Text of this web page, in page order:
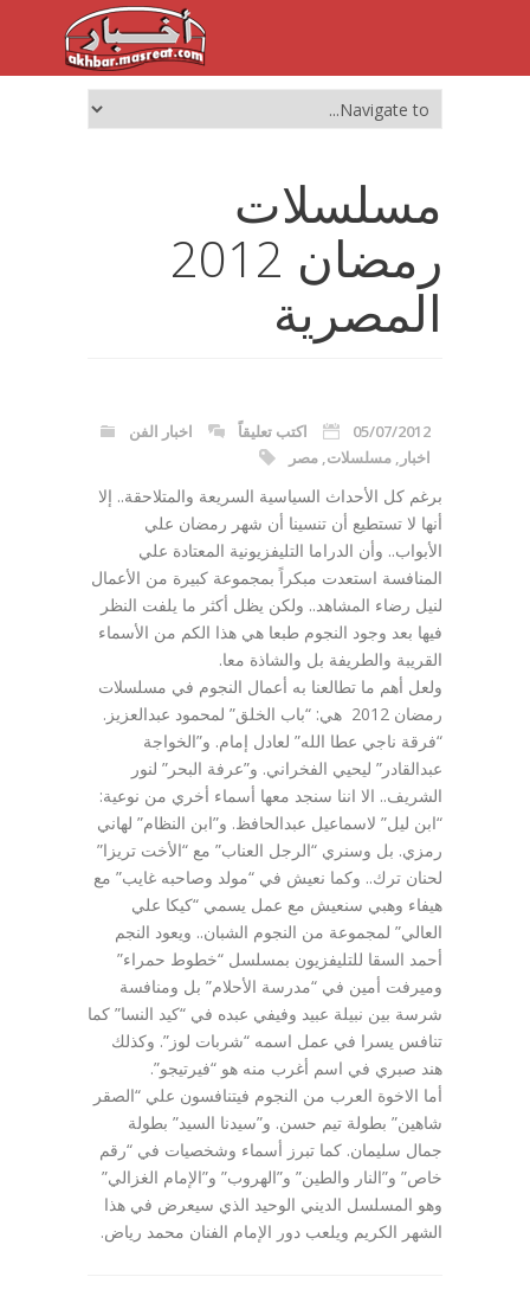
مسلسلات
رمضان 2012
المصرية
05/07/2012 اكتب تعليقاً
اخبار الفن
اخبار , مسلسلات, مصر
برغم كل الأحداث السياسية السريعة والمتلاحقة.. إلا
أنها لا تستطيع أن تنسينا أن شهر رمضان علي
الأبواب.. وأن الدراما التليفزيونية المعتادة علي
المنافسة استعدت مبكراً بمجموعة كبيرة من الأعمال
لنيل رضاء المشاهد.. ولكن يظل أكثر ما يلفت النظر
فيها بعد وجود النجوم طبعا هي هذا الكم من الأسماء
القريبة والطريفة بل والشاذة معا.
ولعل أهم ما تطالعنا به أعمال النجوم في مسلسلات
رمضان 2012 هي: “باب الخلق” لمحمود عبدالعزيز.
“فرقة ناجي عطا الله” لعادل إمام. و”الخواجة
عبدالقادر” ليحيي الفخراني. و”عرفة البحر” لنور
الشريف.. الا اننا سنجد معها أسماء أخري من نوعية:
“ابن ليل” لاسماعيل عبدالحافظ. و”ابن النظام” لهاني
رمزي. بل وسنري “الرجل العناب” مع “الأخت تريزا”
لحنان ترك.. وكما نعيش في “مولد وصاحبه غايب” مع
هيفاء وهبي سنعيش مع عمل يسمي “كيكا علي
العالي” لمجموعة من النجوم الشبان.. ويعود النجم
أحمد السقا للتليفزيون بمسلسل “خطوط حمراء”
وميرفت أمين في “مدرسة الأحلام” بل ومنافسة
شرسة بين نبيلة عبيد وفيفي عبده في “كيد النسا” كما
تنافس يسرا في عمل اسمه “شربات لوز”. وكذلك
هند صبري في اسم أغرب منه هو “فيرتيجو”.
أما الاخوة العرب من النجوم فيتنافسون علي “الصقر
شاهين” بطولة تيم حسن. و”سيدنا السيد” بطولة
جمال سليمان. كما تبرز أسماء وشخصيات في “رقم
خاص” و”النار والطين” و”الهروب” و”الإمام الغزالي”
وهو المسلسل الديني الوحيد الذي سيعرض في هذا
الشهر الكريم ويلعب دور الإمام الفنان محمد رياض.